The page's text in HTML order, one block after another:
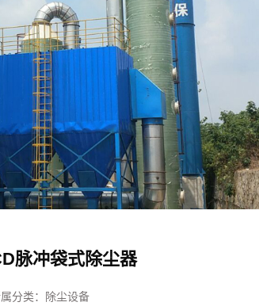
脉冲袋式除尘器
分类：
除尘设备